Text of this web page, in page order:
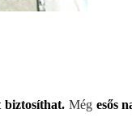
biztosíthat. Még esős